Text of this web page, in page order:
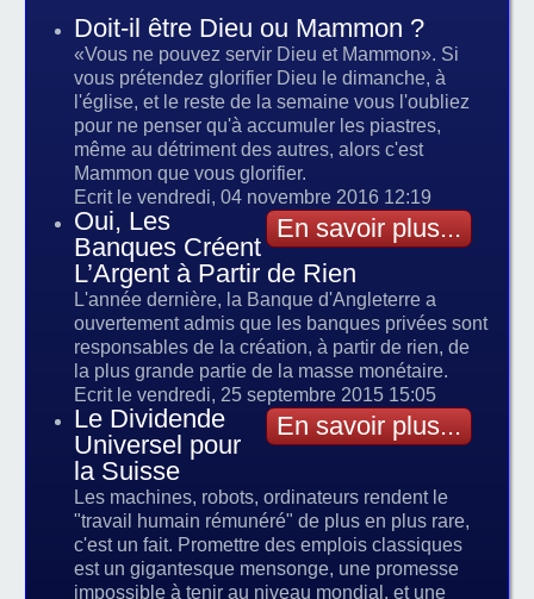
Doit-il être Dieu ou Mammon ?
«Vous ne pouvez servir Dieu et Mammon». Si
vous prétendez glorifier Dieu le dimanche, à
l'église, et le reste de la semaine vous l'oubliez
pour ne penser qu'à accumuler les piastres,
même au détriment des autres, alors c'est
Mammon que vous glorifier.
Ecrit le vendredi, 04 novembre 2016 12:19
En savoir plus...
Oui, Les
Banques Créent
L’Argent à Partir de Rien
L'année dernière, la Banque d'Angleterre a
ouvertement admis que les banques privées sont
responsables de la création, à partir de rien, de
la plus grande partie de la masse monétaire.
Ecrit le vendredi, 25 septembre 2015 15:05
En savoir plus...
Le Dividende
Universel pour
la Suisse
Les machines, robots, ordinateurs rendent le
"travail humain rémunéré" de plus en plus rare,
c'est un fait. Promettre des emplois classiques
est un gigantesque mensonge, une promesse
impossible à tenir au niveau mondial, et une